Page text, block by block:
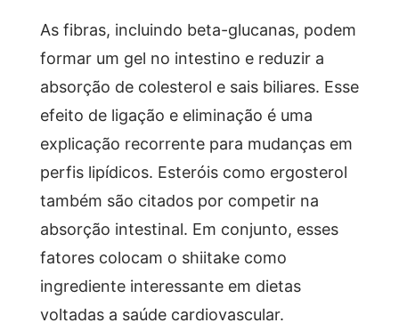
As fibras, incluindo beta-glucanas, podem
formar um gel no intestino e reduzir a
absorção de colesterol e sais biliares. Esse
efeito de ligação e eliminação é uma
explicação recorrente para mudanças em
perfis lipídicos. Esteróis como ergosterol
também são citados por competir na
absorção intestinal. Em conjunto, esses
fatores colocam o shiitake como
ingrediente interessante em dietas
voltadas a saúde cardiovascular.